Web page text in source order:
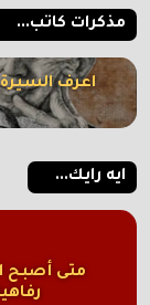
مذكرات كاتب...
اعرف السيرة
ايه رايك...
متى أصبح